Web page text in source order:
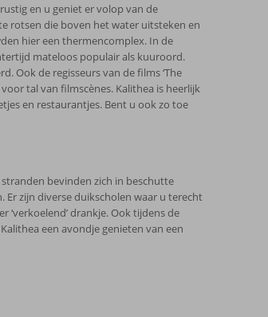
en u geniet er volop van de
rotsen die boven het water uitsteken en
hier een thermencomplex. In de
mateloos populair als kuuroord.
Ook de regisseurs van de films ‘The
tal van filmscènes. Kalithea is heerlijk
en restaurantjes. Bent u ook zo toe
bevinden zich in beschutte
zijn diverse duikscholen waar u terecht
drankje. Ook tijdens de
een avondje genieten van een